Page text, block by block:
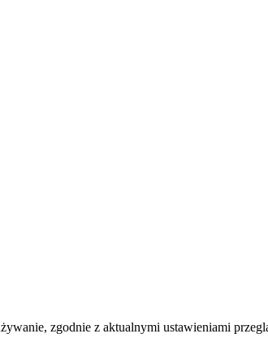
zgodnie z aktualnymi ustawieniami